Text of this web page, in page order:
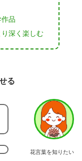
品
深く楽しむ
る
花言葉を知りたい